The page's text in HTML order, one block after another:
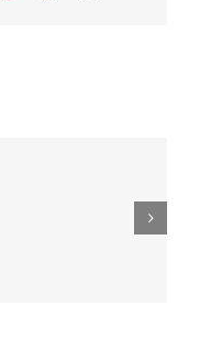
Yaïr Golan : une